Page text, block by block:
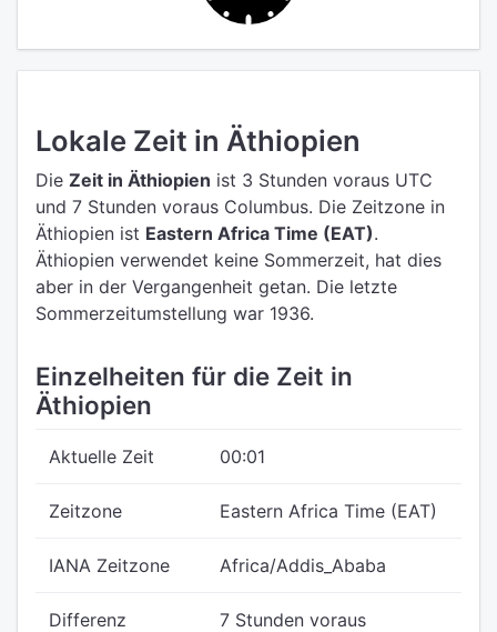
Lokale Zeit in Äthiopien
Die Zeit in Äthiopien ist 3 Stunden voraus UTC
und 7 Stunden voraus Columbus. Die Zeitzone in
Äthiopien ist Eastern Africa Time (EAT).
Äthiopien verwendet keine Sommerzeit, hat dies
aber in der Vergangenheit getan. Die letzte
Sommerzeitumstellung war 1936.
Einzelheiten für die Zeit in
Äthiopien
Aktuelle Zeit 00:01
Zeitzone Eastern Africa Time (EAT)
IANA Zeitzone Africa/Addis_Ababa
Differenz
7 Stunden voraus